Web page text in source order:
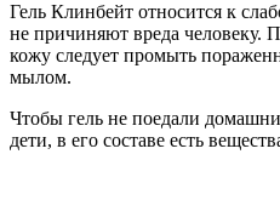
Гель Клинбейт относится к
не причиняют вреда человеку.
кожу следует промыть
мылом.
Чтобы гель не поедали
дети, в его составе есть